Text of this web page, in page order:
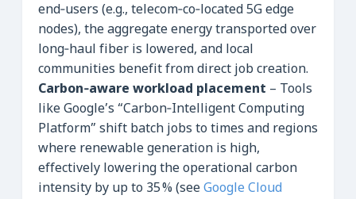
end‑users (e.g., telecom‑co‑located 5G edge
nodes), the aggregate energy transported over
long‑haul fiber is lowered, and local
communities benefit from direct job creation.
Carbon‑aware workload placement – Tools
like Google’s “Carbon‑Intelligent Computing
Platform” shift batch jobs to times and regions
where renewable generation is high,
effectively lowering the operational carbon
intensity by up to 35 % (seeGoogle Cloud